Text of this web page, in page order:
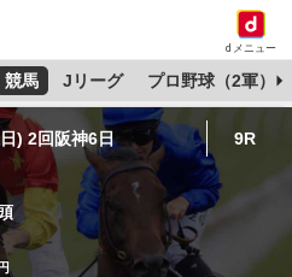
dメニュー
競馬 Jリーグ プロ野球（2軍）
) 2回阪神6日 9R